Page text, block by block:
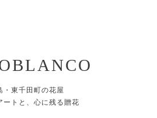
・東千田町の花屋
ートと、心に残る贈花